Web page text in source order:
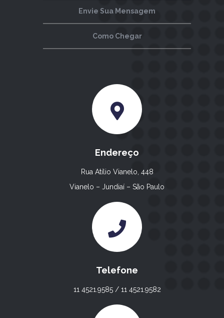
Envie Sua Mensagem
Como Chegar
Endereço
Rua Atílio Vianelo, 448
Vianelo – Jundiaí – São Paulo
Telefone
11 4521.9585 / 11 4521.9582